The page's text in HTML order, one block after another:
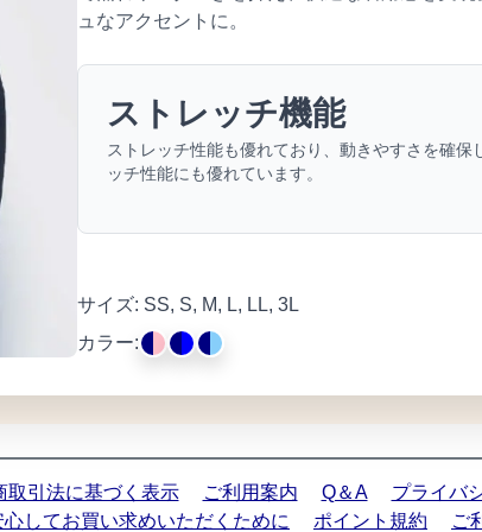
ュなアクセントに。
ストレッチ機能
ストレッチ性能も優れており、動きやすさを確
ッチ性能にも優れています。
サイズ: SS, S, M, L, LL, 3L
カラー:
取引法に基づく表示 ご利用案内 Q＆A
プライバ
心してお買い求めいただくために
ポイント規約 ご